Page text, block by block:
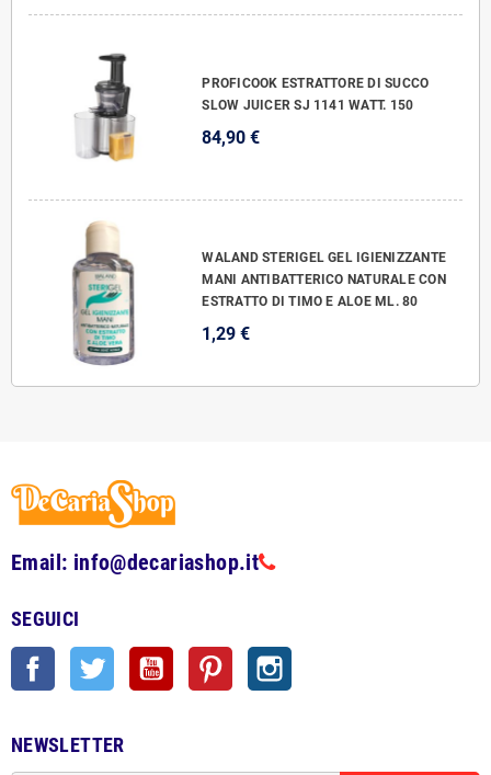
PROFICOOK ESTRATTORE DI SUCCO
SLOW JUICER SJ 1141 WATT. 150
84,90 €
WALAND STERIGEL GEL IGIENIZZANTE
MANI ANTIBATTERICO NATURALE CON
ESTRATTO DI TIMO E ALOE ML. 80
1,29 €
Email: info@decariashop.it
SEGUICI
Facebook Twitter YouTube Pinterest
NEWSLETTER